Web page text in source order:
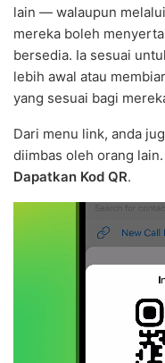
lain — walaupun
mereka boleh
bersedia. Ia sesuai
lebih awal atau
yang sesuai bagi
Dari menu link, anda
diimbas oleh orang
Dapatkan Kod QR.